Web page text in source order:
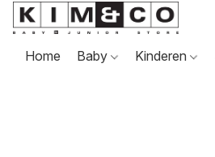
Home Baby Kinderen